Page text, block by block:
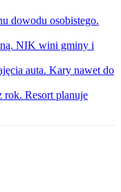
dowodu osobistego.
NIK wini gminy i
auta. Kary nawet do
rok. Resort planuje